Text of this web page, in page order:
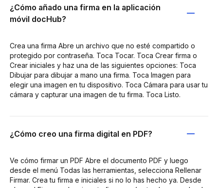
¿Cómo añado una firma en la aplicación
móvil docHub?
Crea una firma Abre un archivo que no esté compartido o
protegido por contraseña. Toca Tocar. Toca Crear firma o
Crear iniciales y haz una de las siguientes opciones: Toca
Dibujar para dibujar a mano una firma. Toca Imagen para
elegir una imagen en tu dispositivo. Toca Cámara para usar tu
cámara y capturar una imagen de tu firma. Toca Listo.
¿Cómo creo una firma digital en PDF?
Ve cómo firmar un PDF Abre el documento PDF y luego
desde el menú Todas las herramientas, selecciona Rellenar
Firmar. Crea tu firma e iniciales si no lo has hecho ya. Desde